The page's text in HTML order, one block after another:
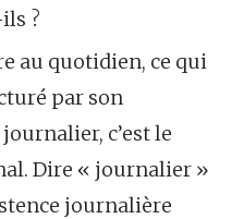
?
au quotidien, ce qui
par son
journalier, c’est le
Dire « journalier »
journalière